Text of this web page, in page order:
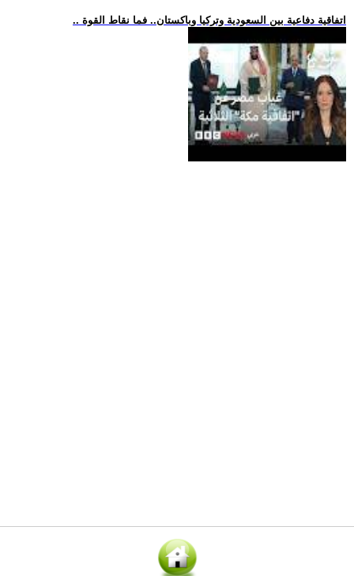
.. اتفاقية دفاعية بين السعودية وتركيا وباكستان.. فما نقاط القوة